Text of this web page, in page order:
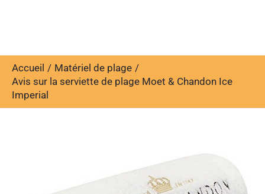
Accueil
Matériel de plage
Avis sur la serviette de plage Moet & Chandon Ice
Imperial